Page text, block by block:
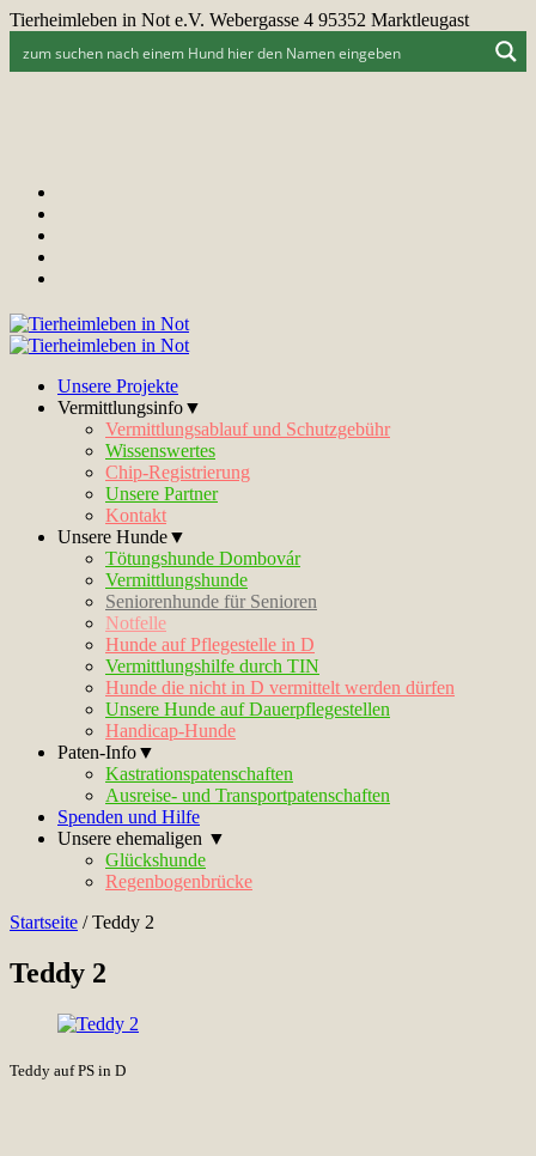
Tierheimleben in Not e.V. Webergasse 4 95352 Marktleugast
Unsere Projekte
Vermittlungsinfo▼
Vermittlungsablauf und Schutzgebühr
Wissenswertes
Chip-Registrierung
Unsere Partner
Kontakt
Unsere Hunde▼
Tötungshunde Dombovár
Vermittlungshunde
Seniorenhunde für Senioren
Notfelle
Hunde auf Pflegestelle in D
Vermittlungshilfe durch TIN
Hunde die nicht in D vermittelt werden dürfen
Unsere Hunde auf Dauerpflegestellen
Handicap-Hunde
Paten-Info▼
Kastrationspatenschaften
Ausreise- und Transportpatenschaften
Spenden und Hilfe
Unsere ehemaligen ▼
Glückshunde
Regenbogenbrücke
Startseite /Teddy 2
Teddy 2
Teddy auf PS in D